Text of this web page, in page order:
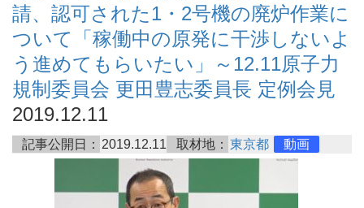
請、認可された1・2号機の廃炉作業に
ついて「稼働中の原発に干渉しないよ
う進めてもらいたい」～12.11原子力
規制委員会 更田豊志委員長 定例会見
2019.12.11
記事公開日： 2019.12.11 取材地： 東京都 動画